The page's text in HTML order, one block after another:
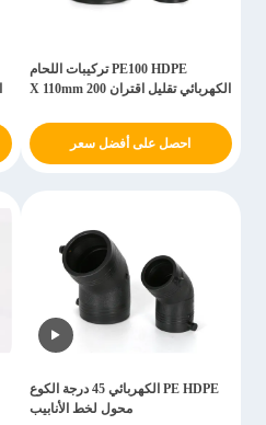
PE100 HDPE تركيبات اللحام
الكهربائي تقليل اقتران 200 X 110mm
احصل على أفضل سعر
PE HDPE الكهربائي 45 درجة الكوع
محول لخط الأنابيب